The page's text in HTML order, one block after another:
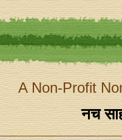
A Non-Profit
नच